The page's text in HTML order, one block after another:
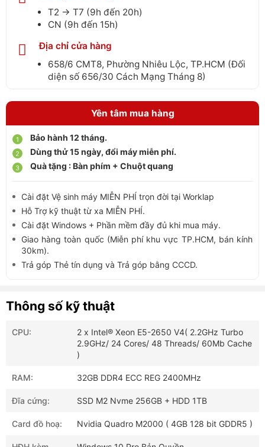
T2 → T7 (9h đến 20h)
CN (9h đến 15h)
Địa chỉ cửa hàng
658/6 CMT8, Phường Nhiêu Lộc, TP.HCM (Đối
diện số 656/30 Cách Mạng Tháng 8)
Yên tâm mua hàng
Bảo hành 12 tháng.
Dùng thử 15 ngày, đổi máy miễn phí.
Quà tặng : Bàn phím + Chuột quang
Cài đặt Vệ sinh máy MIỄN PHÍ trọn đời tại Worklap
Hỗ Trợ kỹ thuật từ xa MIỄN PHÍ.
Cài đặt Windows + Phần mềm đầy đủ khi mua máy.
Giao hàng toàn quốc (Miễn phí khu vực TP.HCM, bán kính
30km).
Trả góp Thẻ tín dụng và Trả góp bằng CCCD.
Thông số kỹ thuật
CPU:
2 x Intel® Xeon E5-2650 V4( 2.2GHz Turbo
2.9GHz/ 24 Cores/ 48 Threads/ 60Mb Cache
)
RAM: 32GB DDR4 ECC REG 2400MHz
Đĩa cứng: SSD M2 Nvme 256GB + HDD 1TB
Card đồ hoạ: Nvidia Quadro M2000 ( 4GB 128 bit GDDR5 )